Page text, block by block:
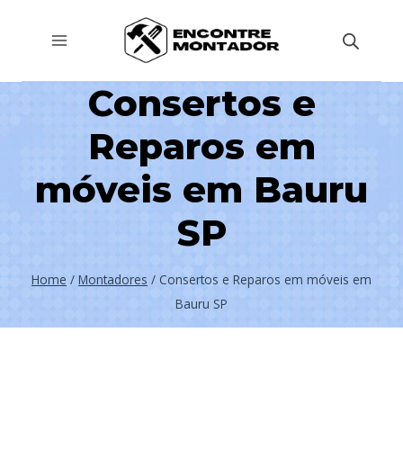
Consertos e
Reparos em
móveis em Bauru
SP
Home / Montadores / Consertos e Reparos em móveis em
Bauru SP